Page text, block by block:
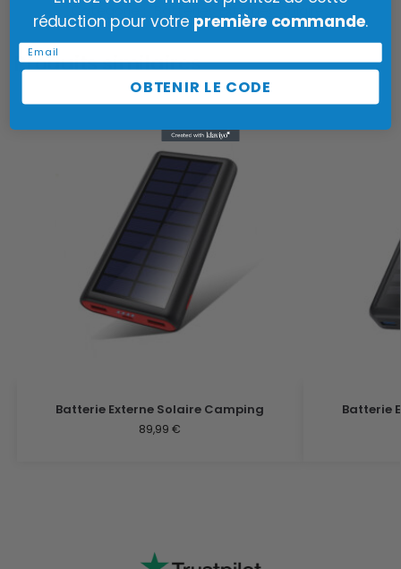
Batteries Externes Solaires
Produits similaires
Batterie Externe Solaire Camping
89,99€
Batterie
réduction pour votre première commande.
Email
OBTENIR LE CODE